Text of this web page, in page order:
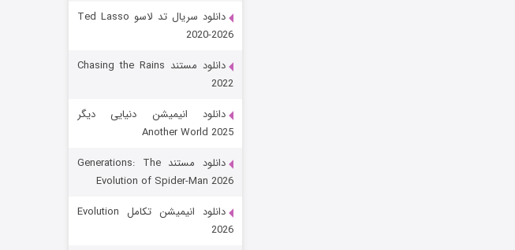
رویایی برای تو
قسمت
دانلود سریال تد لاسو Ted Lasso
2020-2026
دانلود مستند Chasing the Rains
2022
دانلود انیمیشن دنیایی دیگر
Another World 2025
دانلود مستند Generations: The
Evolution of Spider-Man 2026
دانلود انیمیشن تکامل Evolution
2026